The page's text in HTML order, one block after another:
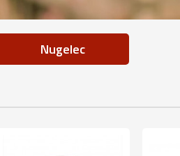
nugelec